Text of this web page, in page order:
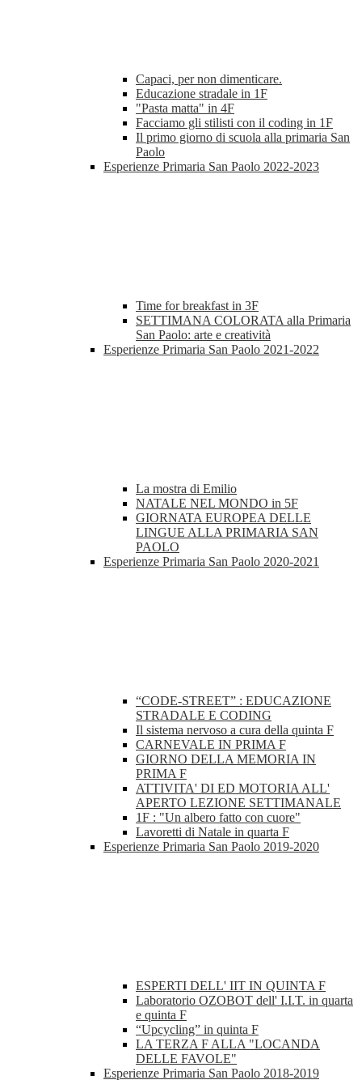
Capaci, per non dimenticare.
Educazione stradale in 1F
"Pasta matta" in 4F
Facciamo gli stilisti con il coding in 1F
Il primo giorno di scuola alla primaria San
Paolo
Esperienze Primaria San Paolo 2022-2023
Time for breakfast in 3F
SETTIMANA COLORATA alla Primaria
San Paolo: arte e creatività
Esperienze Primaria San Paolo 2021-2022
La mostra di Emilio
NATALE NEL MONDO in 5F
GIORNATA EUROPEA DELLE
LINGUE ALLA PRIMARIA SAN
PAOLO
Esperienze Primaria San Paolo 2020-2021
“CODE-STREET” : EDUCAZIONE
STRADALE E CODING
Il sistema nervoso a cura della quinta F
CARNEVALE IN PRIMA F
GIORNO DELLA MEMORIA IN
PRIMA F
ATTIVITA' DI ED MOTORIA ALL'
APERTO LEZIONE SETTIMANALE
1F : "Un albero fatto con cuore"
Lavoretti di Natale in quarta F
Esperienze Primaria San Paolo 2019-2020
ESPERTI DELL' IIT IN QUINTA F
Laboratorio OZOBOT dell' I.I.T. in quarta
e quinta F
“Upcycling” in quinta F
LA TERZA F ALLA "LOCANDA
DELLE FAVOLE"
Esperienze Primaria San Paolo 2018-2019